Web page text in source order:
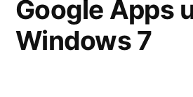
Google Apps
Windows 7